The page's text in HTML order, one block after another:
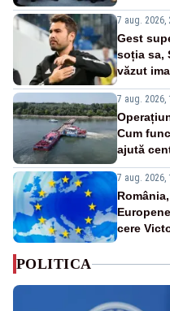
7 aug. 2026,
Gest
soția sa,
văzut
7 aug. 2026,
Cum
ajută
7 aug. 2026,
cere
POLITICA